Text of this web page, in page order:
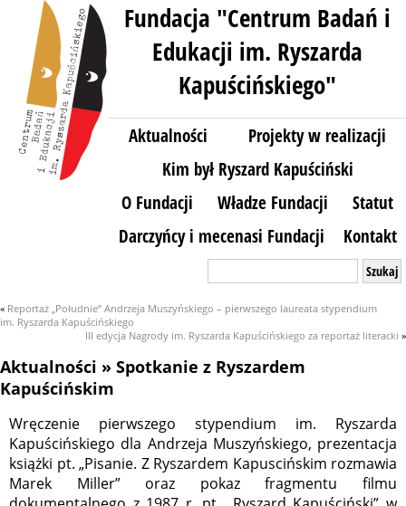
Fundacja "Centrum Badań i
Edukacji im. Ryszarda
Kapuścińskiego"
Aktualności
Projekty w realizacji
Kim był Ryszard Kapuściński
O Fundacji
Władze Fundacji
Statut
Darczyńcy i mecenasi Fundacji
Kontakt
« Reportaż „Południe” Andrzeja Muszyńskiego – pierwszego laureata stypendium
im. Ryszarda Kapuścińskiego
III edycja Nagrody im. Ryszarda Kapuścińskiego za reportaż literacki »
Aktualności » Spotkanie z Ryszardem
Kapuścińskim
Wręczenie pierwszego stypendium im. Ryszarda
Kapuścińskiego dla Andrzeja Muszyńskiego, prezentacja
książki pt. „Pisanie. Z Ryszardem Kapuscińskim rozmawia
Marek Miller” oraz pokaz fragmentu filmu